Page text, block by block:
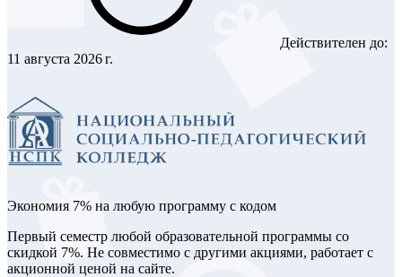
Действителен до:
11 августа 2026 г.
Экономия 7% на любую программу с кодом
Первый семестр любой образовательной программы со
скидкой 7%. Не совместимо с другими акциями, работает с
акционной ценой на сайте.